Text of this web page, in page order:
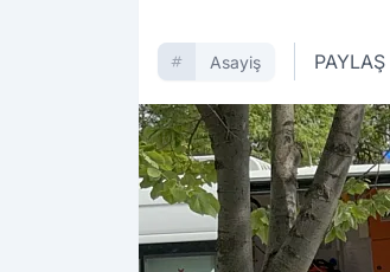
Asayiş PAYLAŞ